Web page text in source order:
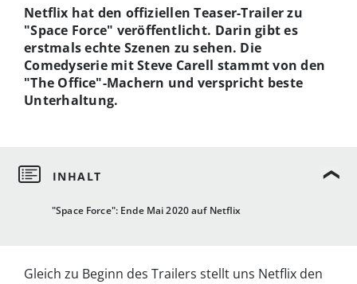
"Space Force": Ende Mai 2020 auf Netflix
Netflix hat den offiziellen Teaser-Trailer zu
"Space Force" veröffentlicht. Darin gibt es
erstmals echte Szenen zu sehen. Die
Comedyserie mit Steve Carell stammt von den
"The Office"-Machern und verspricht beste
Unterhaltung.
Gleich zu Beginn des Trailers stellt uns Netflix den